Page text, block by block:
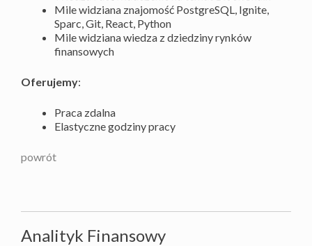
Mile widziana znajomość PostgreSQL, Ignite,
Sparc, Git, React, Python
Mile widziana wiedza z dziedziny rynków
finansowych
Oferujemy:
Praca zdalna
Elastyczne godziny pracy
powrót
Analityk Finansowy